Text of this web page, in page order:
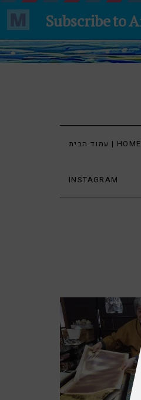
עמוד הבית | HOME
INSTAGRAM